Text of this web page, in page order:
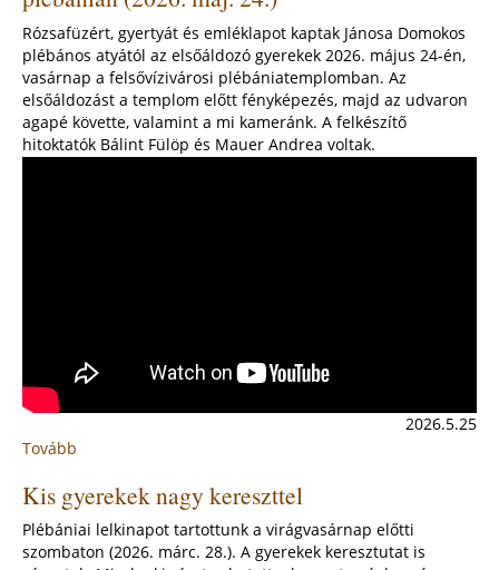
Rózsafüzért, gyertyát és emléklapot kaptak Jánosa Domokos
plébános atyától az elsőáldozó gyerekek 2026. május 24-én,
vasárnap a felsővízivárosi plébániatemplomban. Az
elsőáldozást a templom előtt fényképezés, majd az udvaron
agapé követte, valamint a mi kameránk. A felkészítő
hitoktatók Bálint Fülöp és Mauer Andrea voltak.
2026.5.25
Tovább
utáni
agapé
a
felsővízivárosi
Kis gyerekek nagy kereszttel
Plébániai lelkinapot tartottunk a virágvasárnap előtti
szombaton (2026. márc. 28.). A gyerekek keresztutat is